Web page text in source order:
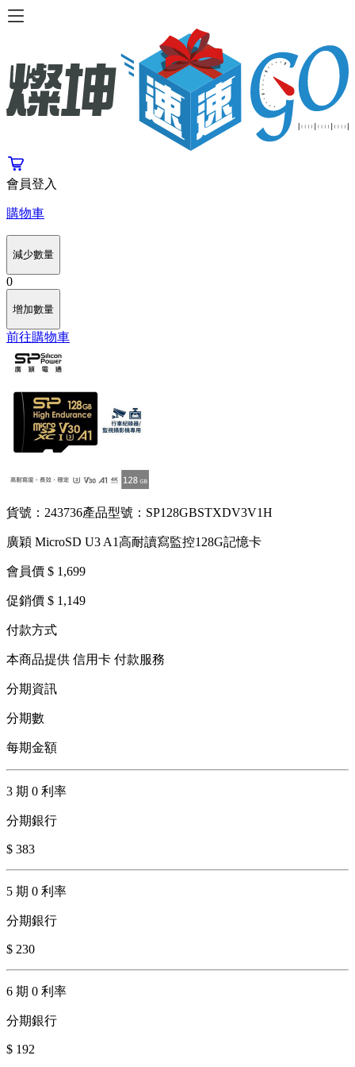
會員登入
購物車
減少數量
0
增加數量
前往購物車
貨號：243736產品型號：SP128GBSTXDV3V1H
廣穎 MicroSD U3 A1高耐讀寫監控128G記憶卡
會員價 $ 1,699
促銷價 $ 1,149
付款方式
本商品提供 信用卡 付款服務
分期資訊
分期數
每期金額
3 期 0 利率
分期銀行
$ 383
5 期 0 利率
分期銀行
$ 230
6 期 0 利率
分期銀行
$ 192